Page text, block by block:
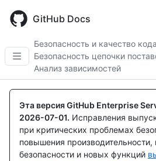
main
GitHub Docs
Безопасность и качество кода
Безопасность цепочки
Анализ зависимостей
Эта версия GitHub Enterprise
2026-07-01. Исправления
при критических проблемах
повышения
безопасности и новых функций